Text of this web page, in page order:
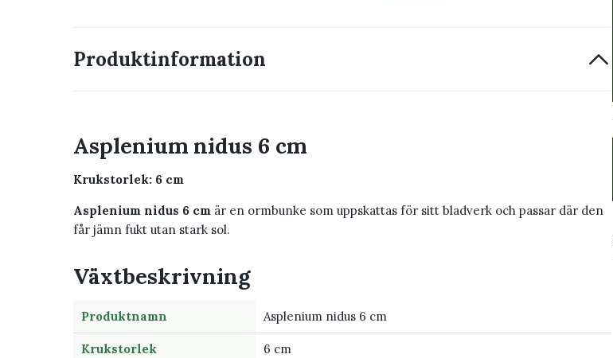
Produktinformation
Asplenium nidus 6 cm
Krukstorlek: 6 cm
Asplenium nidus 6 cm är en ormbunke som uppskattas för sitt bladverk och passar där den
får jämn fukt utan stark sol.
Växtbeskrivning
Produktnamn Asplenium nidus 6 cm
Krukstorlek 6 cm